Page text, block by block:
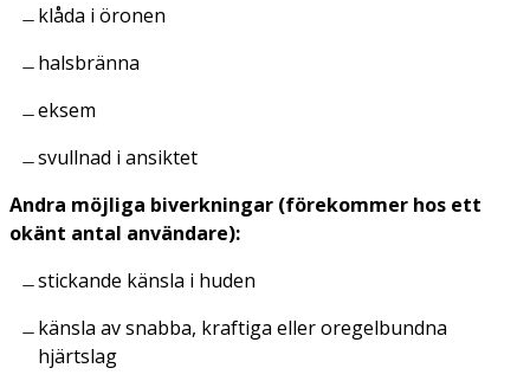
klåda i öronen
halsbränna
eksem
svullnad i ansiktet
Andra möjliga biverkningar (förekommer hos ett
okänt antal användare):
stickande känsla i huden
känsla av snabba, kraftiga eller oregelbundna
hjärtslag